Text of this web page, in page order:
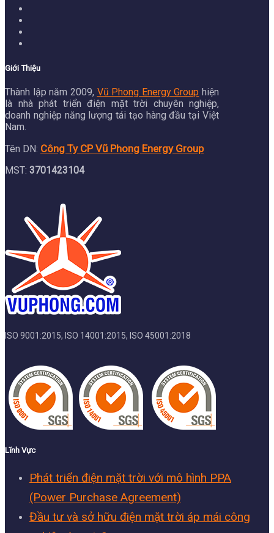
Giới Thiệu
Thành lập năm 2009, Vũ Phong Energy Group hiện
là nhà phát triển điện mặt trời chuyên nghiệp,
doanh nghiệp năng lượng tái tạo hàng đầu tại Việt
Nam.
Tên DN: Công Ty CP Vũ Phong Energy Group
MST: 3701423104
ISO 9001:2015, ISO 14001:2015, ISO 45001:2018
Lĩnh Vực
Phát triển điện mặt trời với mô hình PPA
(Power Purchase Agreement)
Đầu tư và sở hữu điện mặt trời áp mái công